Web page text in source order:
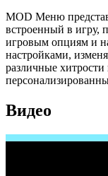
MOD Меню
встроенный в игру,
игровым опциям и
настройками,
различные
Видео